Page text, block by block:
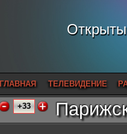
ГЛАВНАЯ ТЕЛЕВИДЕНИЕ
+33